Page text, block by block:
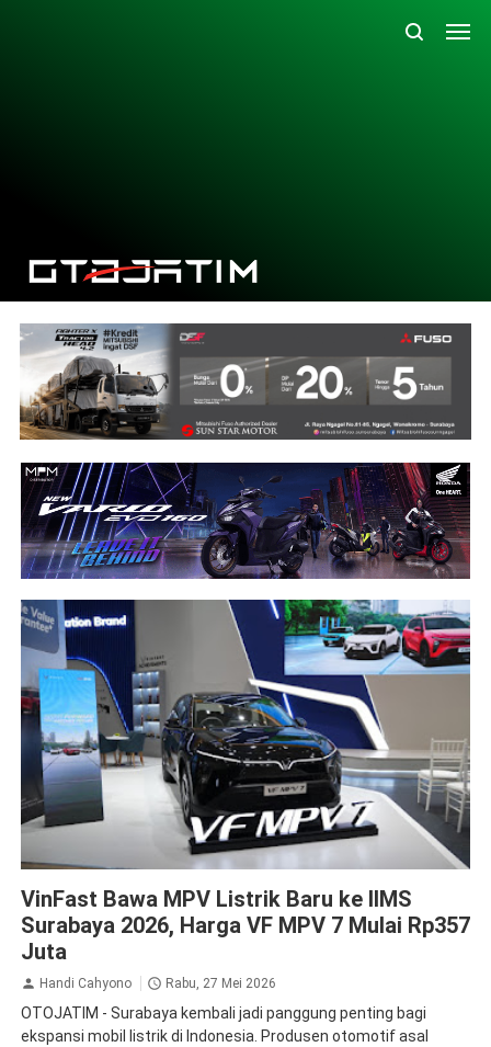
VinFast Bawa MPV Listrik Baru ke IIMS
Surabaya 2026, Harga VF MPV 7 Mulai Rp357
Juta
Handi Cahyono Rabu, 27 Mei 2026
OTOJATIM - Surabaya kembali jadi panggung penting bagi
ekspansi mobil listrik di Indonesia. Produsen otomotif asal